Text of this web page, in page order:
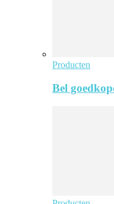
Producten
Bel